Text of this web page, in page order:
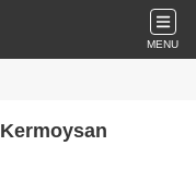
MENU